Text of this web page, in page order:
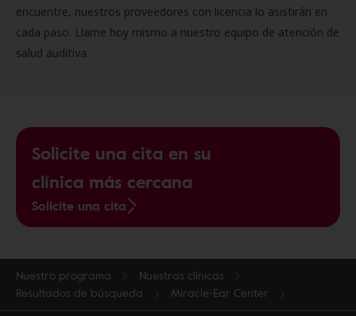
encuentre, nuestros proveedores con licencia lo asistirán en
cada paso. Llame hoy mismo a nuestro equipo de atención de
salud auditiva.
Solicite una cita en su
clínica más cercana
Solicite una cita
Nuestro programa
Nuestras clínicas
Resultados de búsqueda
Miracle-Ear Center